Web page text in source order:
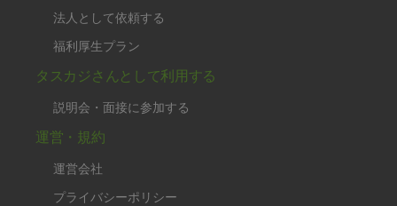
法人として依頼する
福利厚生プラン
タスカジさんとして利用する
説明会・面接に参加する
運営・規約
運営会社
プライバシーポリシー